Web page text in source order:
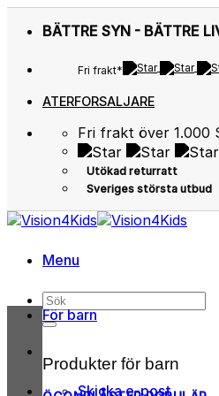
BÄTTRE SYN - BÄTTRE
Fri frakt*
ATERFORSALJARE
Fri frakt över 1.000
Utökad returratt
Sveriges största utbud
Menu
Sök
efter:
Skicka e-post
För barn
Produkter för barn